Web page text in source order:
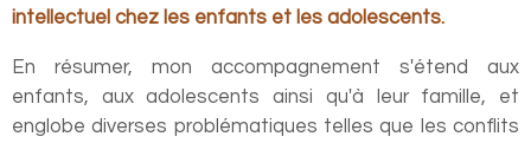
intellectuel chez les enfants et les adolescents.
En résumer, mon accompagnement s'étend aux
enfants, aux adolescents ainsi qu'à leur famille, et
englobe diverses problématiques telles que les conflits